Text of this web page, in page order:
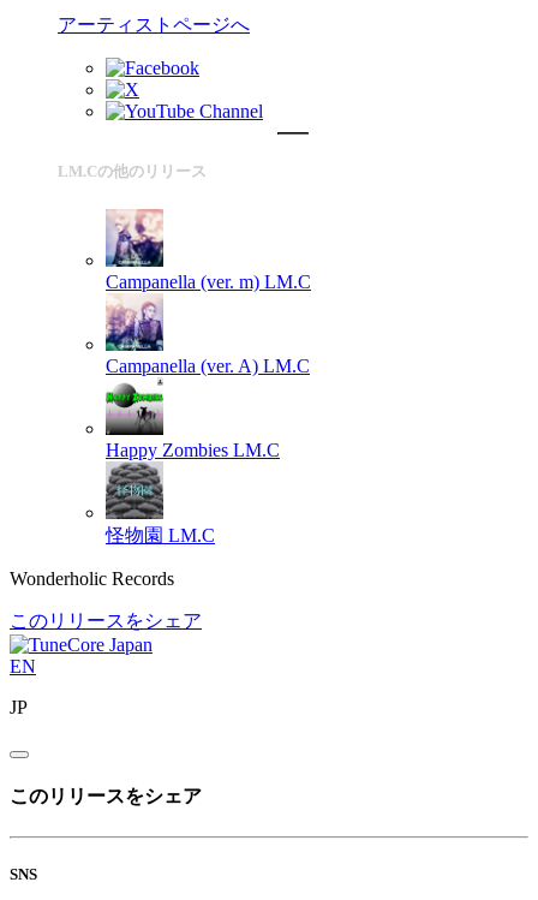
アーティストページへ
LM.Cの他のリリース
Campanella (ver. m) LM.C
Campanella (ver. A) LM.C
Happy Zombies LM.C
怪物園 LM.C
Wonderholic Records
このリリースをシェア
EN
JP
このリリースをシェア
SNS